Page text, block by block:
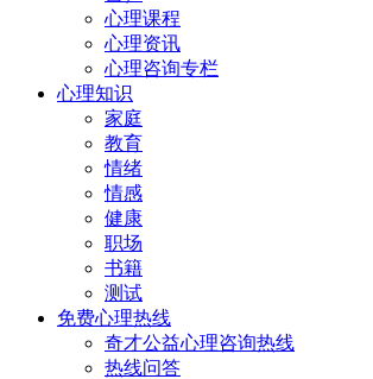
心理课程
心理资讯
心理咨询专栏
心理知识
家庭
教育
情绪
情感
健康
职场
书籍
测试
免费心理热线
奇才公益心理咨询热线
热线问答